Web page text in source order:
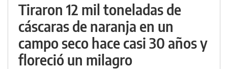
Tiraron 12 mil toneladas de
cáscaras de naranja en un
campo seco hace casi 30 años y
floreció un milagro